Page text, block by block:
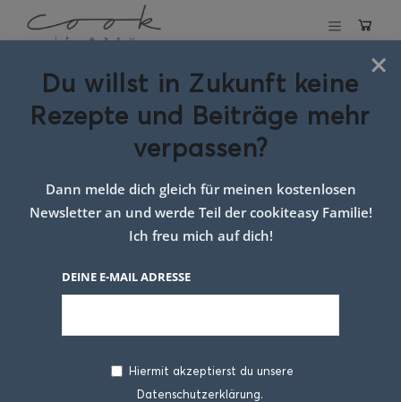
Schlagwort:
germteig striezel
×
Du willst in Zukunft keine
Rezepte und Beiträge mehr
verpassen?
Dann melde dich gleich für meinen kostenlosen
Newsletter an und werde Teil der cookiteasy Familie!
Ich freu mich auf dich!
DEINE E-MAIL ADRESSE
Hiermit akzeptierst du unsere
Datenschutzerklärung.